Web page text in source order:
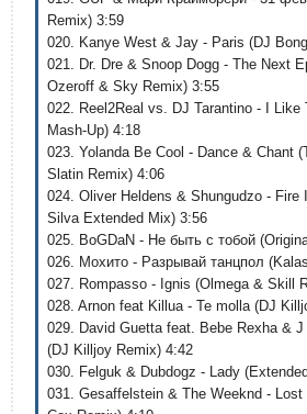
Remix) 3:59
020. Kanye West & Jay - Paris (DJ
021. Dr. Dre & Snoop Dogg - The Next
Ozeroff & Sky Remix) 3:55
022. Reel2Real vs. DJ Tarantino - I Like
Mash-Up) 4:18
023. Yolanda Be Cool - Dance & Chant
Slatin Remix) 4:06
024. Oliver Heldens & Shungudzo - Fire
Silva Extended Mix) 3:56
025. BoGDaN - Не быть с тобой
026. Мохито - Разрывай танцпол
027. Rompasso - Ignis (Olmega & Skill
028. Arnon feat Killua - Te molla (DJ
029. David Guetta feat. Bebe Rexha &
(DJ Killjoy Remix) 4:42
030. Felguk & Dubdogz - Lady
031. Gesaffelstein & The Weeknd -